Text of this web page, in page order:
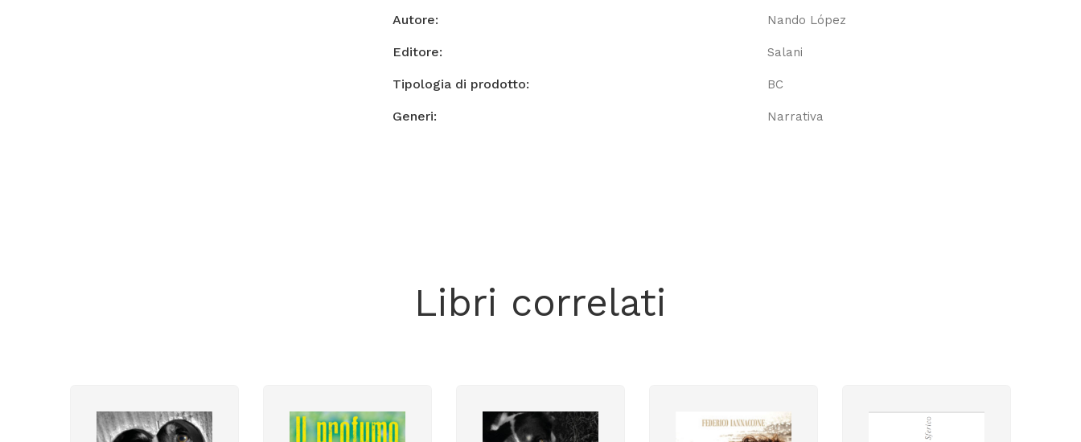
Autore: Nando López
Editore: Salani
Tipologia di prodotto: BC
Generi: Narrativa
Libri correlati